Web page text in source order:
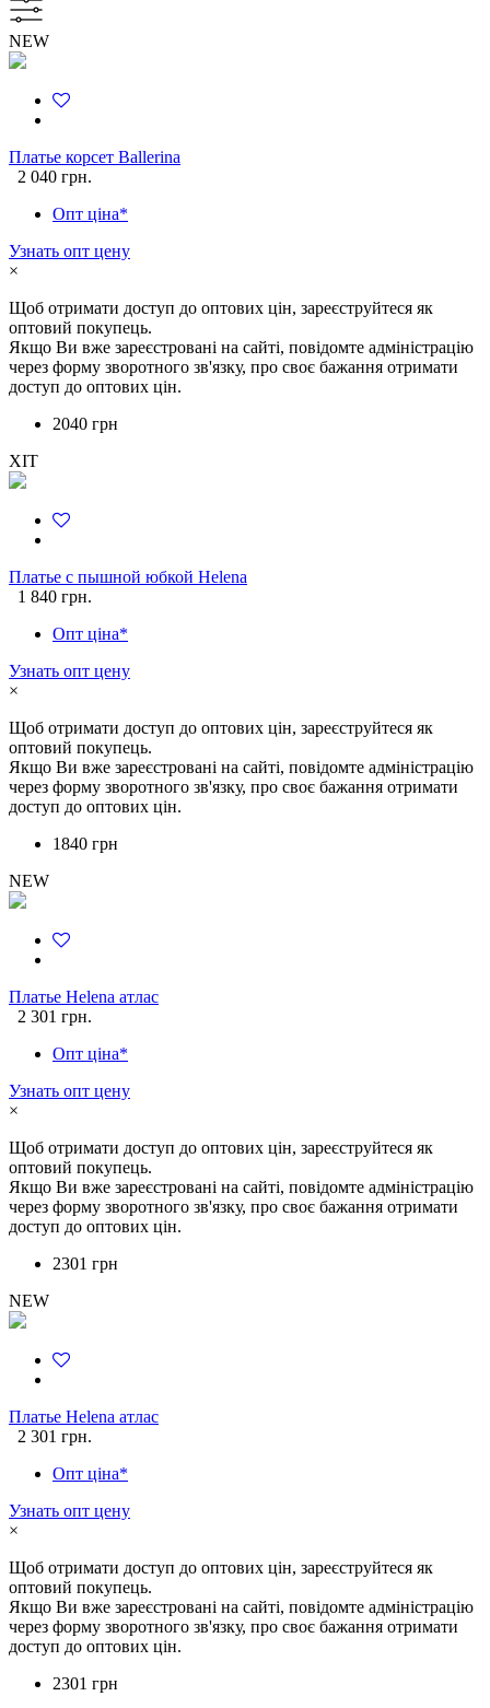
NEW
Платье корсет Ballerina
2 040 грн.
Опт ціна*
Узнать опт цену
×
Щоб отримати доступ до оптових цін, зареєструйтеся як
оптовий покупець.
Якщо Ви вже зареєстровані на сайті, повідомте адміністрацію
через форму зворотного зв'язку, про своє бажання отримати
доступ до оптових цін.
2040 грн
ХІТ
Платье с пышной юбкой Helena
1 840 грн.
Опт ціна*
Узнать опт цену
×
Щоб отримати доступ до оптових цін, зареєструйтеся як
оптовий покупець.
Якщо Ви вже зареєстровані на сайті, повідомте адміністрацію
через форму зворотного зв'язку, про своє бажання отримати
доступ до оптових цін.
1840 грн
NEW
Платье Helena атлас
2 301 грн.
Опт ціна*
Узнать опт цену
×
Щоб отримати доступ до оптових цін, зареєструйтеся як
оптовий покупець.
Якщо Ви вже зареєстровані на сайті, повідомте адміністрацію
через форму зворотного зв'язку, про своє бажання отримати
доступ до оптових цін.
2301 грн
NEW
Платье Helena атлас
2 301 грн.
Опт ціна*
Узнать опт цену
×
Щоб отримати доступ до оптових цін, зареєструйтеся як
оптовий покупець.
Якщо Ви вже зареєстровані на сайті, повідомте адміністрацію
через форму зворотного зв'язку, про своє бажання отримати
доступ до оптових цін.
2301 грн